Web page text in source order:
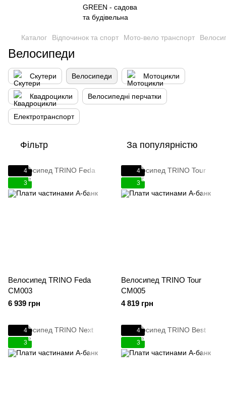
Каталог Відпочинок та спорт Мото-вело транспорт
Велосипеди
Скутери Велосипеди Мотоцикли
Квадроцикли Велосипедні перчатки
Електротранспорт
Фільтр За популярністю
4
3
Велосипед TRINO Feda
CM003
6 939 грн
4
3
Велосипед TRINO Tour
CM005
4 819 грн
4
3
4
3